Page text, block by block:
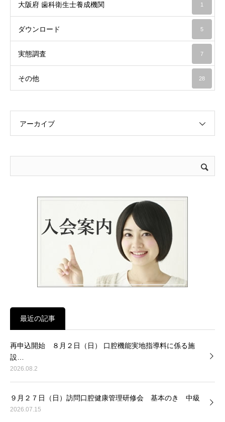
大阪府 歯科衛生士養成機関 1
ダウンロード 5
実態調査 7
その他 28
アーカイブ
最近の記事
再申込開始 ８月２日（日） 口腔機能実地指導料に係る施
設…
2026.08.2
９月２７日（日）訪問口腔健康管理研修会 基本のき 中級
2026.07.15